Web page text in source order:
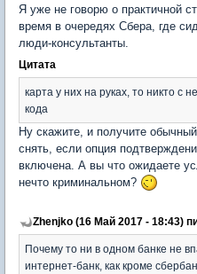
Я уже не говорю о практичной
время в очередях Сбера, где
люди-консультанты.
Цитата
карта у них на руках, то никто с
кода
Ну скажите, и получите
снять, если опция
включена. А вы что ожидаете
нечто криминальном?
Zhenjko (16 Май 2017 - 18:43)
Почему то ни в одном банке не
интернет-банк, как кроме